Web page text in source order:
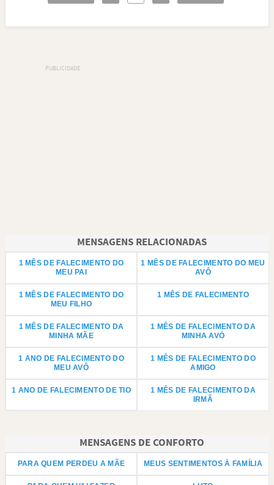
MENSAGENS RELACIONADAS
1 MÊS DE FALECIMENTO DO
MEU PAI
1 MÊS DE FALECIMENTO DO MEU
AVÔ
1 MÊS DE FALECIMENTO DO
MEU FILHO
1 MÊS DE FALECIMENTO
1 MÊS DE FALECIMENTO DA
MINHA MÃE
1 MÊS DE FALECIMENTO DA
MINHA AVÓ
1 ANO DE FALECIMENTO DO
MEU AVÔ
1 MÊS DE FALECIMENTO DO
AMIGO
1 ANO DE FALECIMENTO DE TIO
1 MÊS DE FALECIMENTO DA
IRMÃ
MENSAGENS DE CONFORTO
PARA QUEM PERDEU A MÃE MEUS SENTIMENTOS À FAMÍLIA